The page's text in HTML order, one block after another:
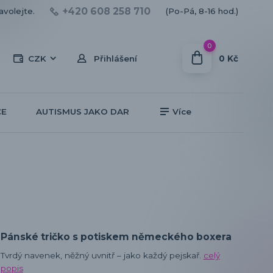
CZK Přihlášení
+420 608 258 710 (Po-Pá, 8-16 hod.)
0
0 Kč
AUTISMUS JAKO DAR Více
Pánské tričko s potiskem německého boxera
Tvrdý navenek, něžný uvnitř – jako každý pejskař. celý
popis